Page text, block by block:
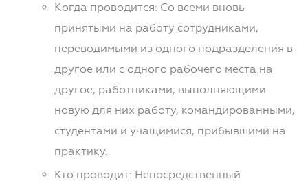
Когда проводится: Со всеми вновь
принятыми на работу сотрудниками,
переводимыми из одного подразделения в
другое или с одного рабочего места на
другое, работниками, выполняющими
новую для них работу, командированными,
студентами и учащимися, прибывшими на
практику.
Кто проводит: Непосредственный